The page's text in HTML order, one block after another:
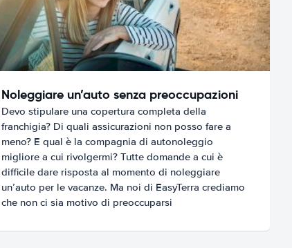
Noleggiare un’auto senza preoccupazioni
Devo stipulare una copertura completa della
franchigia? Di quali assicurazioni non posso fare a
meno? E qual è la compagnia di autonoleggio
migliore a cui rivolgermi? Tutte domande a cui è
difficile dare risposta al momento di noleggiare
un’auto per le vacanze. Ma noi di EasyTerra crediamo
che non ci sia motivo di preoccuparsi